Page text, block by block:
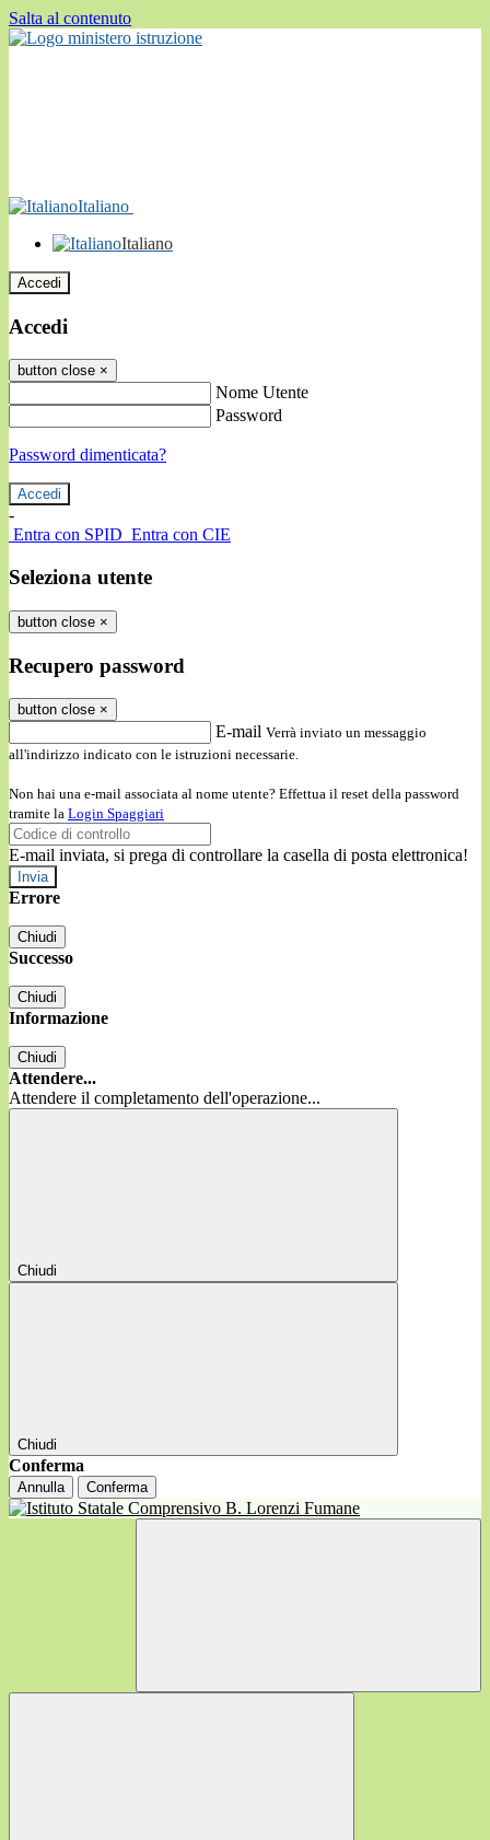
Salta al contenuto
Italiano
Italiano
Accedi
Accedi
button close ×
Nome Utente
Password
Password dimenticata?
-
Entra con SPID Entra con CIE
Seleziona utente
button close ×
Recupero password
button close ×
E-mail Verrà inviato un messaggio
all'indirizzo indicato con le istruzioni necessarie.
Non hai una e-mail associata al nome utente? Effettua il reset della password
tramite la Login Spaggiari
E-mail inviata, si prega di controllare la casella di posta elettronica!
Errore
Chiudi
Successo
Chiudi
Informazione
Chiudi
Attendere...
Attendere il completamento dell'operazione...
Chiudi
Chiudi
Conferma
Annulla Conferma